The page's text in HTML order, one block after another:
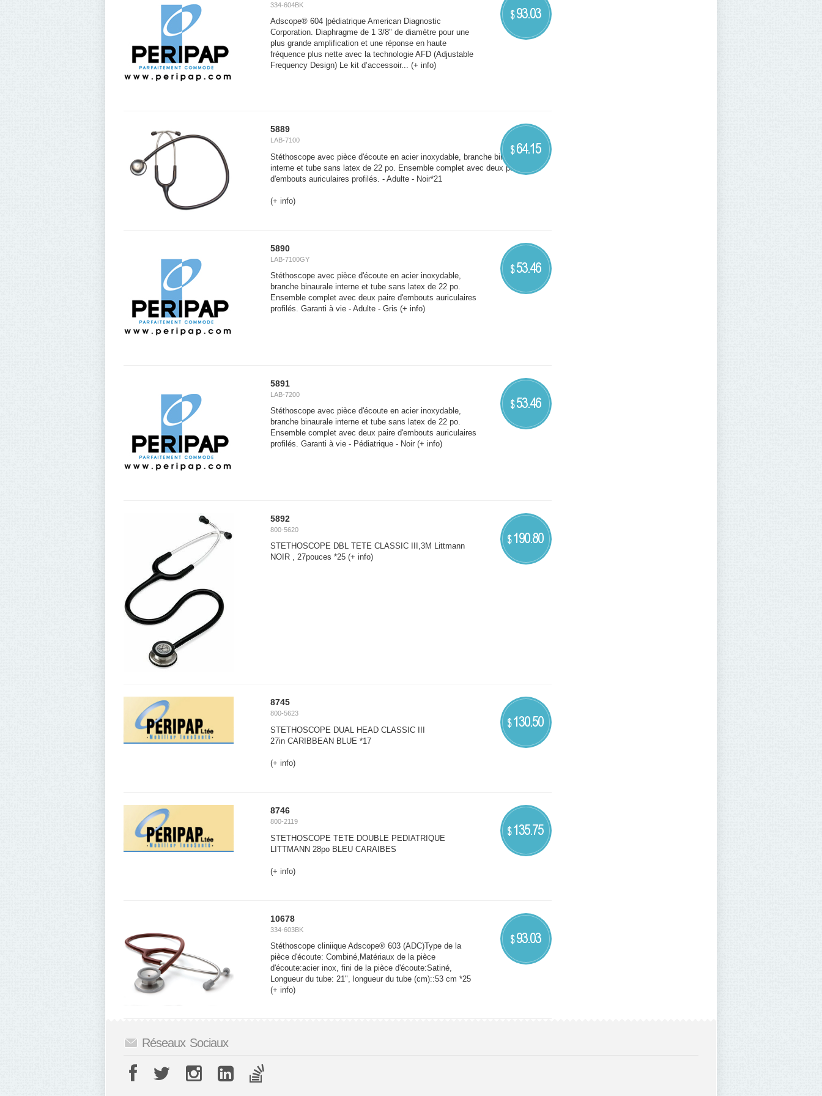
334-604BK
$93.03
Adscope® 604 |pédiatrique American Diagnostic
Corporation. Diaphragme de 1 3/8" de diamètre pour une
plus grande amplification et une réponse en haute
fréquence plus nette avec la technologie AFD (Adjustable
Frequency Design) Le kit d’accessoir...
(+ info)
5889
LAB-7100
$64.15
Stéthoscope avec pièce d'écoute en acier inoxydable, branche binaurale
interne et tube sans latex de 22 po. Ensemble complet avec deux paire
d'embouts auriculaires profilés. - Adulte - Noir*21
(+ info)
5890
LAB-7100GY
$53.46
Stéthoscope avec pièce d'écoute en acier inoxydable,
branche binaurale interne et tube sans latex de 22 po.
Ensemble complet avec deux paire d'embouts auriculaires
profilés. Garanti à vie - Adulte - Gris (+ info)
5891
LAB-7200
$53.46
Stéthoscope avec pièce d'écoute en acier inoxydable,
branche binaurale interne et tube sans latex de 22 po.
Ensemble complet avec deux paire d'embouts auriculaires
profilés. Garanti à vie - Pédiatrique - Noir (+ info)
5892
800-5620
$190.80
STETHOSCOPE DBL TETE CLASSIC III,3M Littmann
NOIR , 27pouces *25 (+ info)
8745
800-5623
$130.50
STETHOSCOPE DUAL HEAD CLASSIC III
27in CARIBBEAN BLUE *17
(+ info)
8746
800-2119
$135.75
STETHOSCOPE TETE DOUBLE PEDIATRIQUE
LITTMANN 28po BLEU CARAIBES
(+ info)
10678
334-603BK
$93.03
Stéthoscope cliniique Adscope® 603 (ADC)Type de la
pièce d'écoute: Combiné,Matériaux de la pièce
d'écoute:acier inox, fini de la pièce d'écoute:Satiné,
Longueur du tube: 21", longueur du tube (cm)::53 cm *25
(+ info)
Réseaux Sociaux